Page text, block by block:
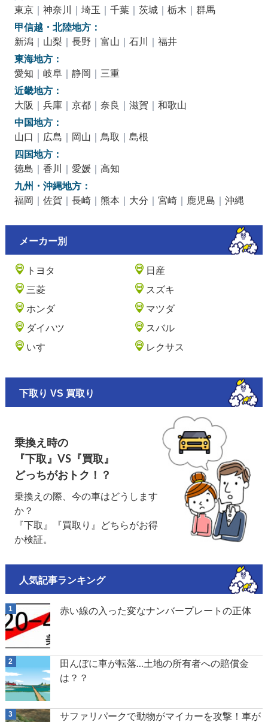
東京｜ 神奈川 ｜ 埼玉 ｜ 千葉｜ 茨城｜ 栃木 ｜ 群馬
甲信越・北陸地方：
新潟 ｜ 山梨 ｜ 長野 ｜ 富山 ｜ 石川 ｜ 福井
東海地方：
愛知 ｜ 岐阜｜ 静岡 ｜ 三重
近畿地方：
大阪 ｜ 兵庫｜ 京都｜ 奈良 ｜ 滋賀 ｜ 和歌山
中国地方：
山口 ｜ 広島 ｜ 岡山 ｜ 鳥取 ｜ 島根
四国地方：
徳島 ｜ 香川 ｜ 愛媛｜ 高知
九州・沖縄地方：
福岡 ｜ 佐賀 ｜ 長崎｜ 熊本 ｜ 大分 ｜ 宮崎｜ 鹿児島 ｜ 沖縄
メーカー別
トヨタ
日産
三菱
スズキ
ホンダ
マツダ
ダイハツ
スバル
いすゞ
レクサス
下取り VS 買取り
乗換え時の
『下取』VS『買取』
どっちがおトク！？
乗換えの際、今の車はどうします
か？
『下取』『買取り』どちらがお得
か検証。
人気記事ランキング
赤い線の入った変なナンバープレートの正体
田んぼに車が転落…土地の所有者への賠償金
は？？
サファリパークで動物がマイカーを攻撃！車が